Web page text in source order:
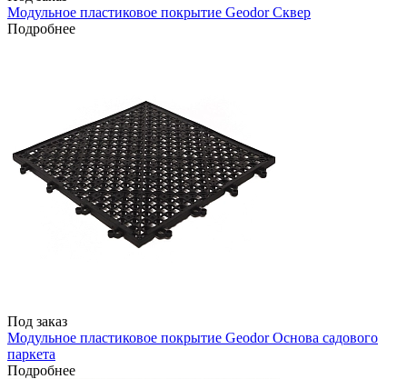
Модульное пластиковое покрытие Geodor Сквер
Подробнее
Под заказ
Модульное пластиковое покрытие Geodor Основа садового
паркета
Подробнее